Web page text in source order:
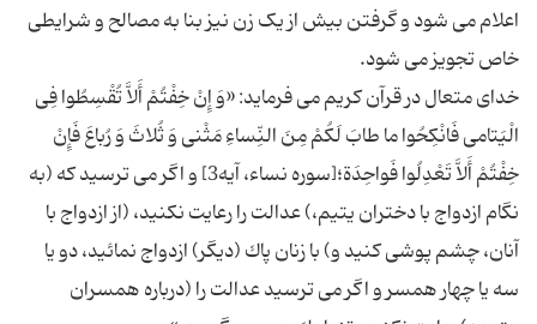
اعلام می شود و گرفتن بیش از یک زن نیز بنا به مصالح و شرایطی
خدای متعال در قرآن کریم می فرماید: «وَ إِنْ خِفْتُمْ أَلاَّ تُقْسِطُوا فِی
الْیَتامى‏ فَانْكِحُوا ما طابَ لَكُمْ مِنَ النِّساءِ مَثْنى‏ وَ ثُلاثَ وَ رُباعَ فَإِنْ
خِفْتُمْ أَلاَّ تَعْدِلُوا فَواحِدَة؛[سوره نساء، آیه3] و اگر مى ‏ترسید كه (به
نگام ازدواج با دختران یتیم،) عدالت را رعایت نكنید، (از ازدواج با
آنان، چشم ‏پوشى كنید و) با زنان پاك (دیگر) ازدواج نمائید، دو یا
سه یا چهار همسر و اگر مى ‏ترسید عدالت را (درباره همسران